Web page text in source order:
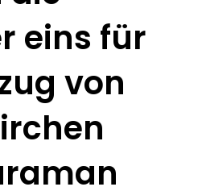
eins für
von